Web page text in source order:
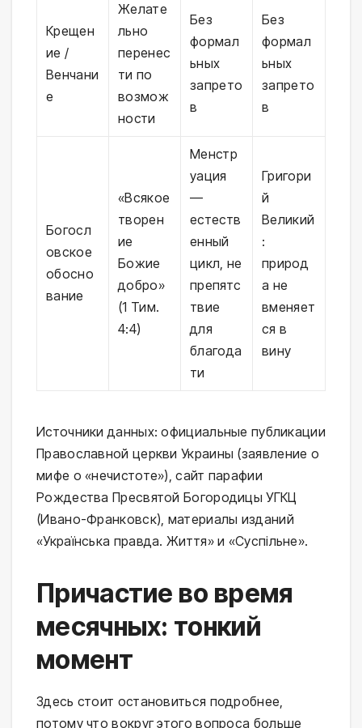
Крещен
ие /
Венчани
е
Желате
льно
перенес
ти по
возмож
ности
Без
формал
ьных
запрето
в
Без
формал
ьных
запрето
в
Богосл
овское
обосно
вание
«Всякое
творен
ие
Божие
добро»
(1 Тим.
4:4)
Менстр
уация
—
естеств
енный
цикл, не
препятс
твие
для
благода
ти
Григори
й
Великий
:
природ
а не
вменяет
ся в
вину
Источники данных: официальные публикации
Православной церкви Украины (заявление о
мифе о «нечистоте»), сайт парафии
Рождества Пресвятой Богородицы УГКЦ
(Ивано-Франковск), материалы изданий
«Українська правда. Життя» и «Суспільне».
Причастие во время
месячных: тонкий
момент
Здесь стоит остановиться подробнее,
потому что вокруг этого вопроса больше